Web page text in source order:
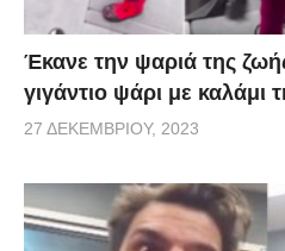
Έκανε την ψαριά της
γιγάντιο ψάρι με καλάμι
27 ΔΕΚΕΜΒΡΊΟΥ, 2023